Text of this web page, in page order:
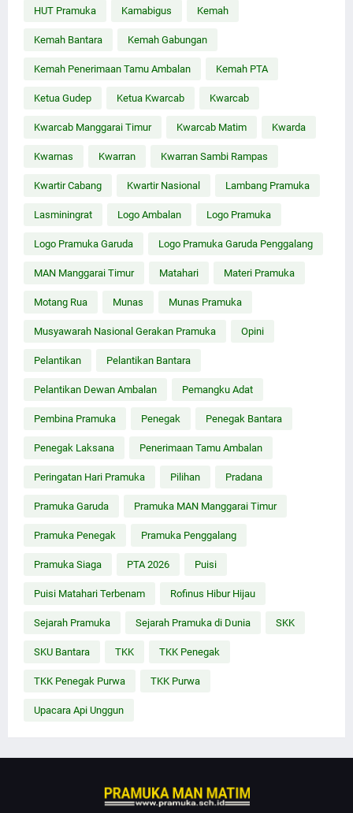
HUT Pramuka Kamabigus Kemah
Kemah Bantara Kemah Gabungan
Kemah Penerimaan Tamu Ambalan Kemah PTA
Ketua Gudep Ketua Kwarcab Kwarcab
Kwarcab Manggarai Timur Kwarcab Matim Kwarda
Kwarnas Kwarran Kwarran Sambi Rampas
Kwartir Cabang Kwartir Nasional Lambang Pramuka
Lasminingrat Logo Ambalan Logo Pramuka
Logo Pramuka Garuda Logo Pramuka Garuda Penggalang
MAN Manggarai Timur Matahari Materi Pramuka
Motang Rua Munas Munas Pramuka
Musyawarah Nasional Gerakan Pramuka Opini
Pelantikan Pelantikan Bantara
Pelantikan Dewan Ambalan Pemangku Adat
Pembina Pramuka Penegak Penegak Bantara
Penegak Laksana Penerimaan Tamu Ambalan
Peringatan Hari Pramuka Pilihan Pradana
Pramuka Garuda Pramuka MAN Manggarai Timur
Pramuka Penegak Pramuka Penggalang
Pramuka Siaga PTA 2026 Puisi
Puisi Matahari Terbenam Rofinus Hibur Hijau
Sejarah Pramuka Sejarah Pramuka di Dunia SKK
SKU Bantara TKK TKK Penegak
TKK Penegak Purwa TKK Purwa
Upacara Api Unggun